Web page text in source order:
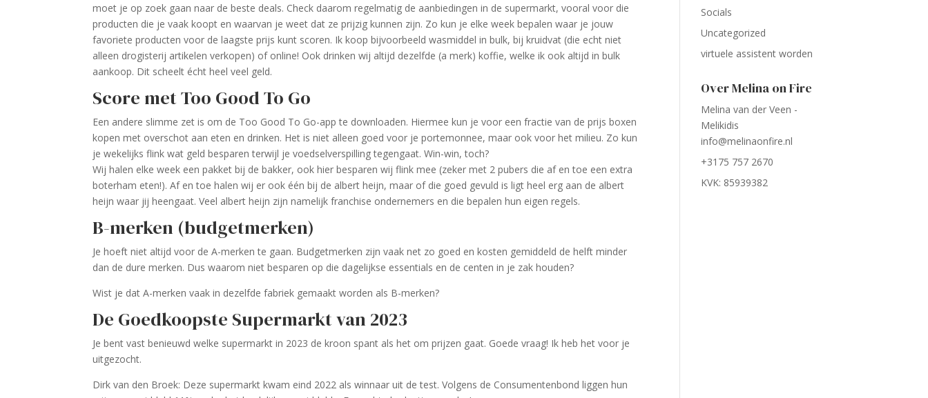
moet je op zoek gaan naar de beste deals. Check daarom regelmatig de aanbiedingen in de supermarkt, vooral voor die
producten die je vaak koopt en waarvan je weet dat ze prijzig kunnen zijn. Zo kun je elke week bepalen waar je jouw
favoriete producten voor de laagste prijs kunt scoren. Ik koop bijvoorbeeld wasmiddel in bulk, bij kruidvat (die echt niet
alleen drogisterij artikelen verkopen) of online! Ook drinken wij altijd dezelfde (a merk) koffie, welke ik ook altijd in bulk
aankoop. Dit scheelt écht heel veel geld.
Score met Too Good To Go
Een andere slimme zet is om de Too Good To Go-app te downloaden. Hiermee kun je voor een fractie van de prijs boxen
kopen met overschot aan eten en drinken. Het is niet alleen goed voor je portemonnee, maar ook voor het milieu. Zo kun
je wekelijks flink wat geld besparen terwijl je voedselverspilling tegengaat. Win-win, toch?
Wij halen elke week een pakket bij de bakker, ook hier besparen wij flink mee (zeker met 2 pubers die af en toe een extra
boterham eten!). Af en toe halen wij er ook één bij de albert heijn, maar of die goed gevuld is ligt heel erg aan de albert
heijn waar jij heengaat. Veel albert heijn zijn namelijk franchise ondernemers en die bepalen hun eigen regels.
B-merken (budgetmerken)
Je hoeft niet altijd voor de A-merken te gaan. Budgetmerken zijn vaak net zo goed en kosten gemiddeld de helft minder
dan de dure merken. Dus waarom niet besparen op die dagelijkse essentials en de centen in je zak houden?
Wist je dat A-merken vaak in dezelfde fabriek gemaakt worden als B-merken?
De Goedkoopste Supermarkt van 2023
Je bent vast benieuwd welke supermarkt in 2023 de kroon spant als het om prijzen gaat. Goede vraag! Ik heb het voor je
uitgezocht.
Dirk van den Broek: Deze supermarkt kwam eind 2022 als winnaar uit de test. Volgens de Consumentenbond liggen hun
Socials
Uncategorized
virtuele assistent worden
Over Melina on Fire
Melina van der Veen -
Melikidis
info@melinaonfire.nl
+3175 757 2670
KVK: 85939382